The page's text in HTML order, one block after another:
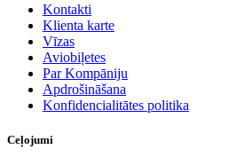
Kontakti
Klienta karte
Vīzas
Aviobiļetes
Par Kompāniju
Apdrošināšana
Konfidencialitātes politika
Ceļojumi